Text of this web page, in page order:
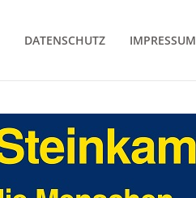
DATENSCHUTZ IMPRESSUM